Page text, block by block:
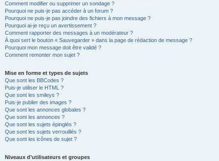
Comment modifier ou supprimer un sondage ?
Pourquoi ne puis-je pas accéder à un forum ?
Pourquoi ne puis-je pas joindre des fichiers à mon message ?
Pourquoi ai-je reçu un avertissement ?
Comment rapporter des messages à un modérateur ?
À quoi sert le bouton « Sauvegarder » dans la page de rédaction de message ?
Pourquoi mon message doit être validé ?
Comment remonter mon sujet ?
Mise en forme et types de sujets
Que sont les BBCodes ?
Puis-je utiliser le HTML ?
Que sont les smileys ?
Puis-je publier des images ?
Que sont les annonces globales ?
Que sont les annonces ?
Que sont les sujets épinglés ?
Que sont les sujets verrouillés ?
Que sont les icônes de sujet ?
Niveaux d’utilisateurs et groupes